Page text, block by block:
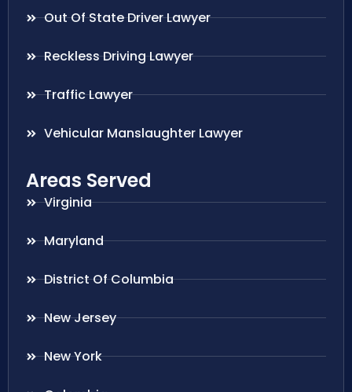
Out Of State Driver Lawyer
Reckless Driving Lawyer
Traffic Lawyer
Vehicular Manslaughter Lawyer
Areas Served
Virginia
Maryland
District Of Columbia
New Jersey
New York